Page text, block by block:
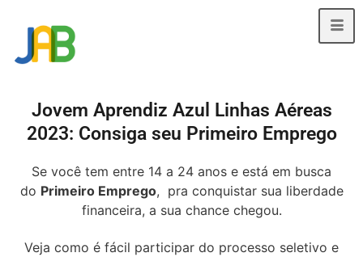
Jovem Aprendiz Azul Linhas Aéreas
2023: Consiga seu Primeiro Emprego
Se você tem entre 14 a 24 anos e está em busca
do Primeiro Emprego, pra conquistar sua liberdade
financeira, a sua chance chegou.
Veja como é fácil participar do processo seletivo e